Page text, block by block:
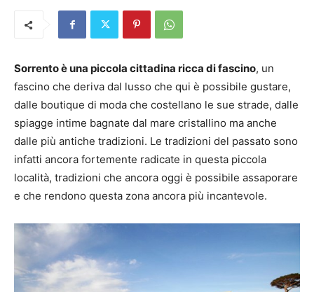
Sorrento è una piccola cittadina ricca di fascino, un
fascino che deriva dal lusso che qui è possibile gustare,
dalle boutique di moda che costellano le sue strade, dalle
spiagge intime bagnate dal mare cristallino ma anche
dalle più antiche tradizioni. Le tradizioni del passato sono
infatti ancora fortemente radicate in questa piccola
località, tradizioni che ancora oggi è possibile assaporare
e che rendono questa zona ancora più incantevole.